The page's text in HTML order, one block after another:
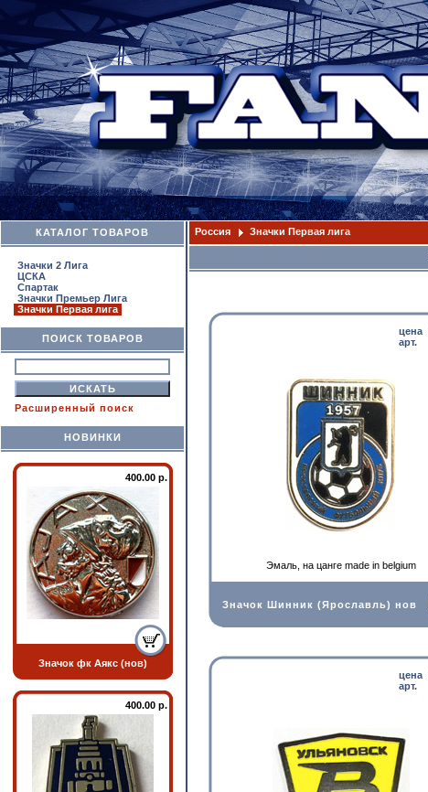
КАТАЛОГ ТОВАРОВ
Значки 2 Лига
ЦСКА
Спартак
Значки Премьер Лига
Значки Первая лига
ПОИСК ТОВАРОВ
Расширенный поиск
НОВИНКИ
400.00 р.
Значок фк Аякс (нов)
400.00 р.
Россия Значки Первая лига
цена
арт.
Эмаль, на цанге made in belgium
Значок Шинник (Ярославль) нов
цена
арт.